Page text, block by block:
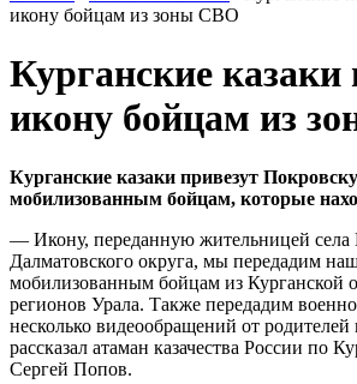
икону бойцам из зоны СВО
Курганские казаки
икону бойцам из
Курганские казаки привезут
мобилизованным бойцам, которые
— Икону, переданную жительницей села
Далматовского округа, мы передадим
мобилизованным бойцам из Курганской
регионов Урала. Также передадим
несколько видеообращений от родителей
рассказал атаман казачества России по
Сергей Попов.